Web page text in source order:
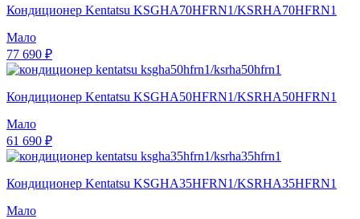
Кондиционер Kentatsu KSGHA70HFRN1/KSRHA70HFRN1
Мало
77 690 ₽
Кондиционер Kentatsu KSGHA50HFRN1/KSRHA50HFRN1
Мало
61 690 ₽
Кондиционер Kentatsu KSGHA35HFRN1/KSRHA35HFRN1
Мало